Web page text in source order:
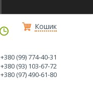
Кошик
+380 (99) 774-40-31
+380 (93) 103-67-72
+380 (97) 490-61-80